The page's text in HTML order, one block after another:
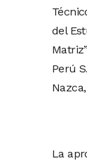
del
Perú
La